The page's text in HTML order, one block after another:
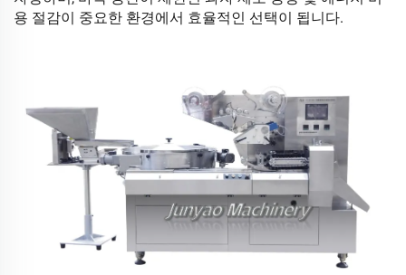
용 절감이 중요한 환경에서 효율적인 선택이 됩니다.